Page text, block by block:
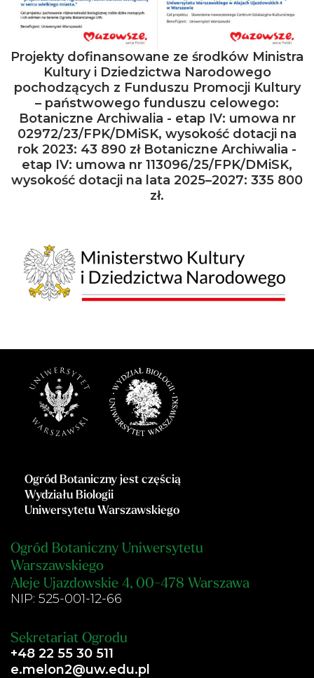
Projekty dofinansowane ze środków Ministra
Kultury i Dziedzictwa Narodowego
pochodzących z Funduszu Promocji Kultury
– państwowego funduszu celowego:
Botaniczne Archiwalia - etap IV: umowa nr
02972/23/FPK/DMiSK, wysokość dotacji na
rok 2023: 43 890 zł Botaniczne Archiwalia -
etap IV: umowa nr 113096/25/FPK/DMiSK,
wysokość dotacji na lata 2025–2027: 335 800
zł.
Ogród Botaniczny jest częścią
Wydziału Biologii
Uniwersytetu Warszawskiego
Ogród Botaniczny Uniwersytetu
Warszawskiego
Aleje Ujazdowskie 4, 00-478 Warszawa
NIP: 525-001-12-66
Sekretariat Ogrodu
+48 22 55 30 511
e.melon2@uw.edu.pl